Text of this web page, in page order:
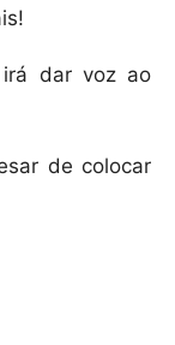
dar voz ao
de colocar